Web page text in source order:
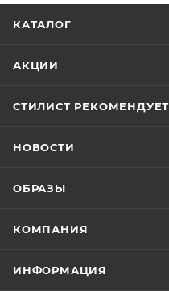
КАТАЛОГ
АКЦИИ
СТИЛИСТ РЕКОМЕНДУЕТ
НОВОСТИ
ОБРАЗЫ
КОМПАНИЯ
ИНФОРМАЦИЯ